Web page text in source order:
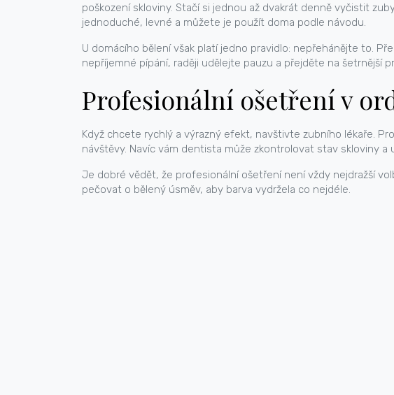
poškození skloviny. Stačí si jednou až dvakrát denně vyčistit
jednoduché, levné a můžete je použít doma podle návodu.
U domácího bělení však platí jedno pravidlo: nepřehánějte to.
nepříjemné pípání, raději udělejte pauzu a přejděte na šetrnější
Profesionální ošetření v
Když chcete rychlý a výrazný efekt, navštivte zubního lékaře.
návštěvy. Navíc vám dentista může zkontrolovat stav skloviny a
Je dobré vědět, že profesionální ošetření není vždy nejdražší
pečovat o bělený úsměv, aby barva vydržela co nejdéle.